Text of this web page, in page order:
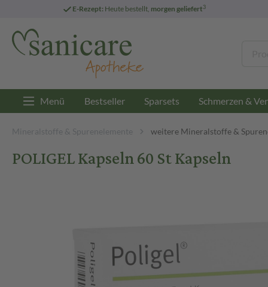
E-Rezept: Heute bestellt, morgen geliefert3
Menü Bestseller Sparsets Schmerzen &
Mineralstoffe & Spurenelemente weitere Mineralstoffe &
POLIGEL Kapseln 60 St Kapseln